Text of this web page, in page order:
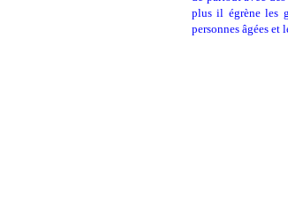
plus il égrène les
personnes âgées et